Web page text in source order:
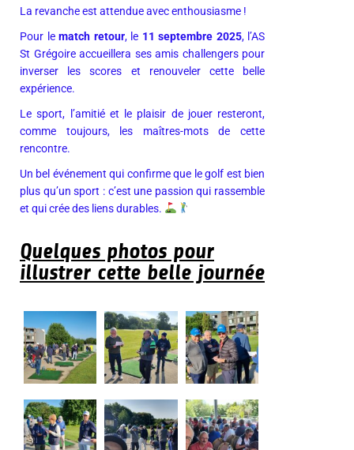
La revanche est attendue avec enthousiasme !
Pour le match retour, le 11 septembre 2025, l’AS
St Grégoire accueillera ses amis challengers pour
inverser les scores et renouveler cette belle
expérience.
Le sport, l’amitié et le plaisir de jouer resteront,
comme toujours, les maîtres-mots de cette
rencontre.
Un bel événement qui confirme que le golf est bien
plus qu’un sport : c’est une passion qui rassemble
et qui crée des liens durables.
Quelques photos pour
illustrer cette belle journée